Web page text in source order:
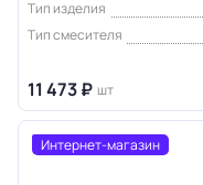
Тип изделия
Тип смесителя
11 473 ₽ шт
Интернет-магазин